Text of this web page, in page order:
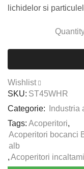
lichidelor si
Wishlist
SKU: ST45WHR
Categorie:
Industria
Tags: Acoperitori,
Acoperitori bocanci
alb
,Acoperitori